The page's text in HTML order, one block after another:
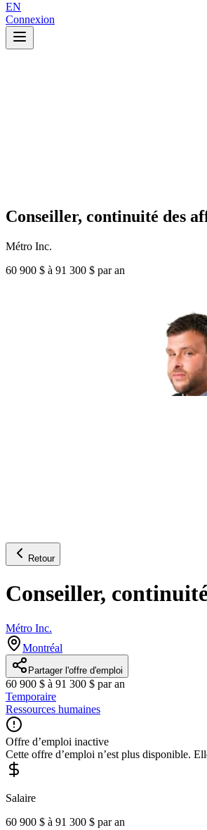
EN
Connexion
Conseiller, continuité des
Métro Inc.
60 900 $ à 91 300 $ par an
Retour
Conseiller,
Métro Inc.
Montréal
Partager l'offre d'emploi
60 900 $ à 91 300 $ par an
Temporaire
Ressources humaines
Offre d’emploi inactive
Cette offre d’emploi n’est plus disponible.
Salaire
60 900 $ à 91 300 $ par an